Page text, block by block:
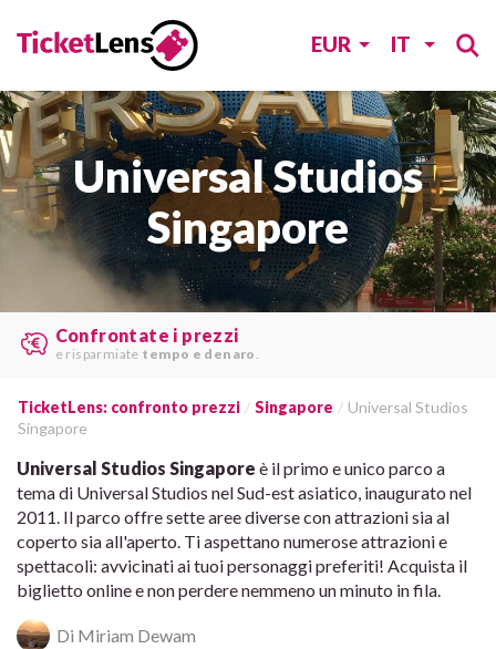
EUR IT
Universal Studios
Singapore
Le migliori offerte
trovare davari siti web.
TicketLens: confronto prezzi Singapore
Universal Studios
Singapore
Universal Studios Singapore è il primo e unico parco a
tema di Universal Studios nel Sud-est asiatico, inaugurato nel
2011. Il parco offre sette aree diverse con attrazioni sia al
coperto sia all'aperto. Ti aspettano numerose attrazioni e
spettacoli: avvicinati ai tuoi personaggi preferiti! Acquista il
biglietto online e non perdere nemmeno un minuto in fila.
Di Miriam Dewam